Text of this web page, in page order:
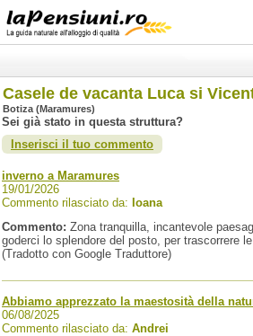
Casele de vacanta Luca si
Botiza (Maramures)
Sei già stato in questa struttura?
Inserisci il tuo commento
inverno a Maramures
19/01/2026
Commento rilasciato da: Ioana
Commento: Zona tranquilla, incantevole
goderci lo splendore del posto, per trascorrere
(Tradotto con Google Traduttore)
Abbiamo apprezzato la maestosità della
06/08/2025
Commento rilasciato da: Andrei